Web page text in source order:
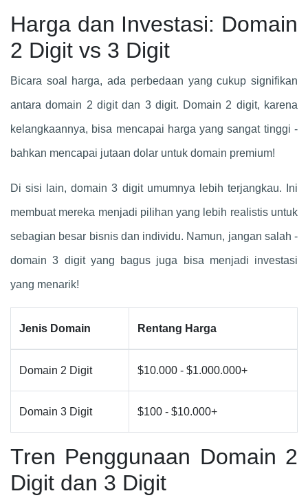
Harga dan Investasi: Domain
2 Digit vs 3 Digit
Bicara soal harga, ada perbedaan yang cukup signifikan
antara domain 2 digit dan 3 digit. Domain 2 digit, karena
kelangkaannya, bisa mencapai harga yang sangat tinggi -
bahkan mencapai jutaan dolar untuk domain premium!
Di sisi lain, domain 3 digit umumnya lebih terjangkau. Ini
membuat mereka menjadi pilihan yang lebih realistis untuk
sebagian besar bisnis dan individu. Namun, jangan salah -
domain 3 digit yang bagus juga bisa menjadi investasi
yang menarik!
Jenis Domain Rentang Harga
Domain 2 Digit $10.000 - $1.000.000+
Domain 3 Digit $100 - $10.000+
Tren Penggunaan Domain 2
Digit dan 3 Digit